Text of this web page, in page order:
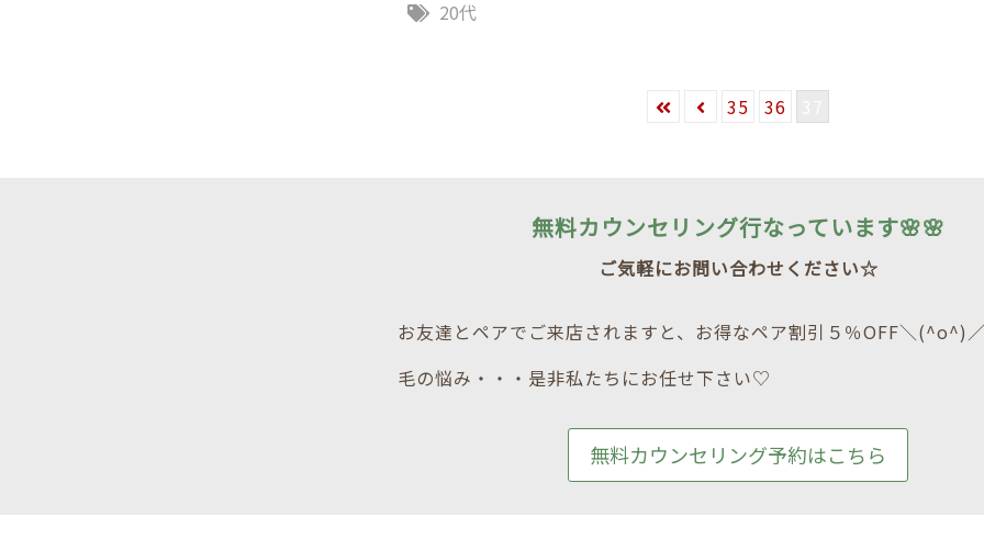
20代
35 36
無料カウンセリング行なっています🌸🌸
ご気軽にお問い合わせください☆
お友達とペアでご来店されますと、お得なペア割引５％OFF＼(^o^)
毛の悩み・・・是非私たちにお任せ下さい♡
無料カウンセリング予約はこちら